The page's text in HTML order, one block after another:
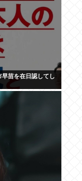
早苗を在日認してし